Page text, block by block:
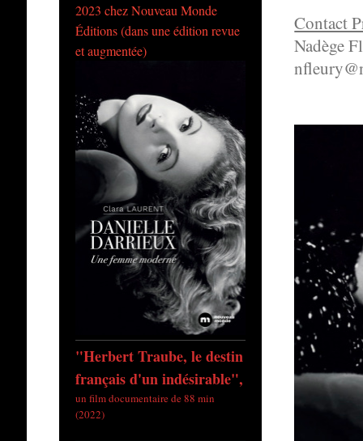
Contact
Nadège
2023 chez Nouveau Monde
Éditions (dans une édition revue
et augmentée)
"Herbert Traube, le destin
français d'un indésirable",
un film documentaire de 88 min
(2022)